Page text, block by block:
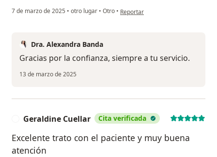
7 de marzo de 2025 • otro lugar • Otro • en opinión del usuario Mariana
Reportar
Dra. Alexandra Banda
Gracias por la confianza, siempre a tu servicio.
13 de marzo de 2025
Geraldine Cuellar Cita verificada
Excelente trato con el paciente y muy buena
atención